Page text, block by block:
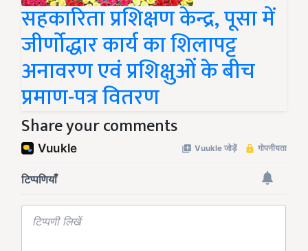
सहकारिता प्रशिक्षण केन्द्र, पूसा में
जीर्णोद्धार कार्य का शिलापट्ट
अनावरण एवं प्रशिक्षुओं के बीच
प्रमाण-पत्र वितरण
Share your comments